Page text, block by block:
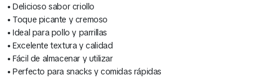
• Delicioso sabor criollo
• Toque picante y cremoso
• Ideal para pollo y parrillas
• Excelente textura y calidad
• Fácil de almacenar y utilizar
• Perfecto para snacks y comidas rápidas